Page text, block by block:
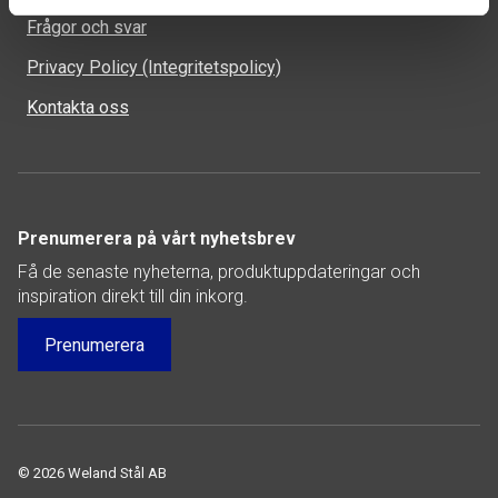
Frågor och svar
Privacy Policy (Integritetspolicy)
Kontakta oss
Prenumerera på vårt nyhetsbrev
Få de senaste nyheterna, produktuppdateringar och
inspiration direkt till din inkorg.
Prenumerera
© 2026 Weland Stål AB